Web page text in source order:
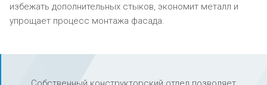
избежать дополнительных стыков, экономит металл и
упрощает процесс монтажа фасада.